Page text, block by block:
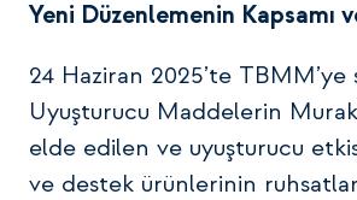
Yeni Düzenlemenin Kapsamı
24 Haziran 2025’te
Uyuşturucu Maddelerin
elde edilen ve uyuşturucu
ve destek ürünlerinin